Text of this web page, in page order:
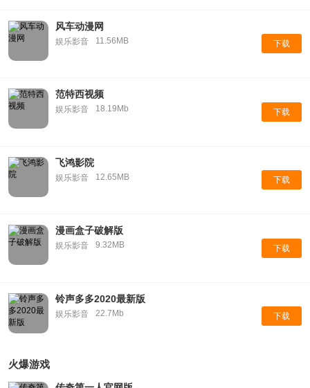
风车动漫网
娱乐影音 11.56MB 下载
范特西视频
娱乐影音 18.19Mb 下载
飞鸿影院
娱乐影音 12.65MB 下载
漫画盒子破解版
娱乐影音 9.32MB 下载
铃声多多2020最新版
娱乐影音 22.7Mb 下载
火爆游戏